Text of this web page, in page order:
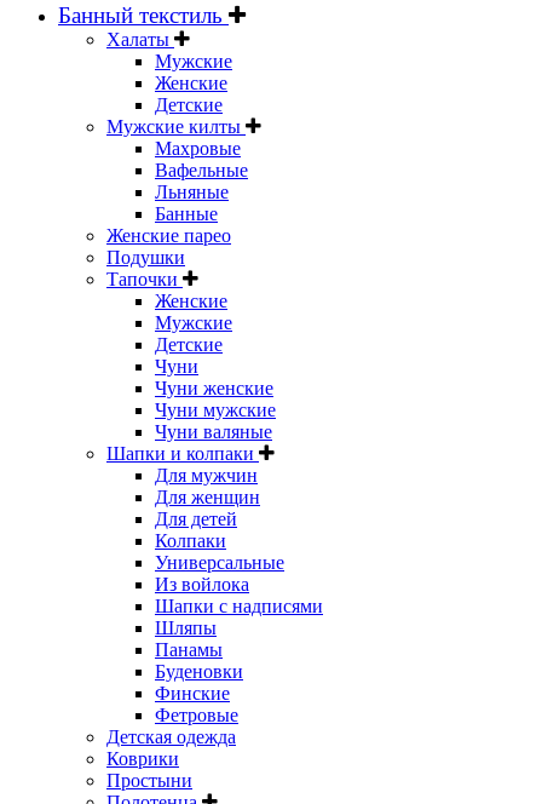
Банный текстиль
Халаты
Мужские
Женские
Детские
Мужские килты
Махровые
Вафельные
Льняные
Банные
Женские парео
Подушки
Тапочки
Женские
Мужские
Детские
Чуни
Чуни женские
Чуни мужские
Чуни валяные
Шапки и колпаки
Для мужчин
Для женщин
Для детей
Колпаки
Универсальные
Из войлока
Шапки с надписями
Шляпы
Панамы
Буденовки
Финские
Фетровые
Детская одежда
Коврики
Простыни